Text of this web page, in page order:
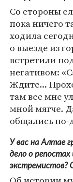
Со стороны
пока ничего
ходила
о выезде из
встретили
негативом:
Ждите...
там все мне
мной мягче.
общались по-
У вас на Алтае
дело о репостах
экстремистов?